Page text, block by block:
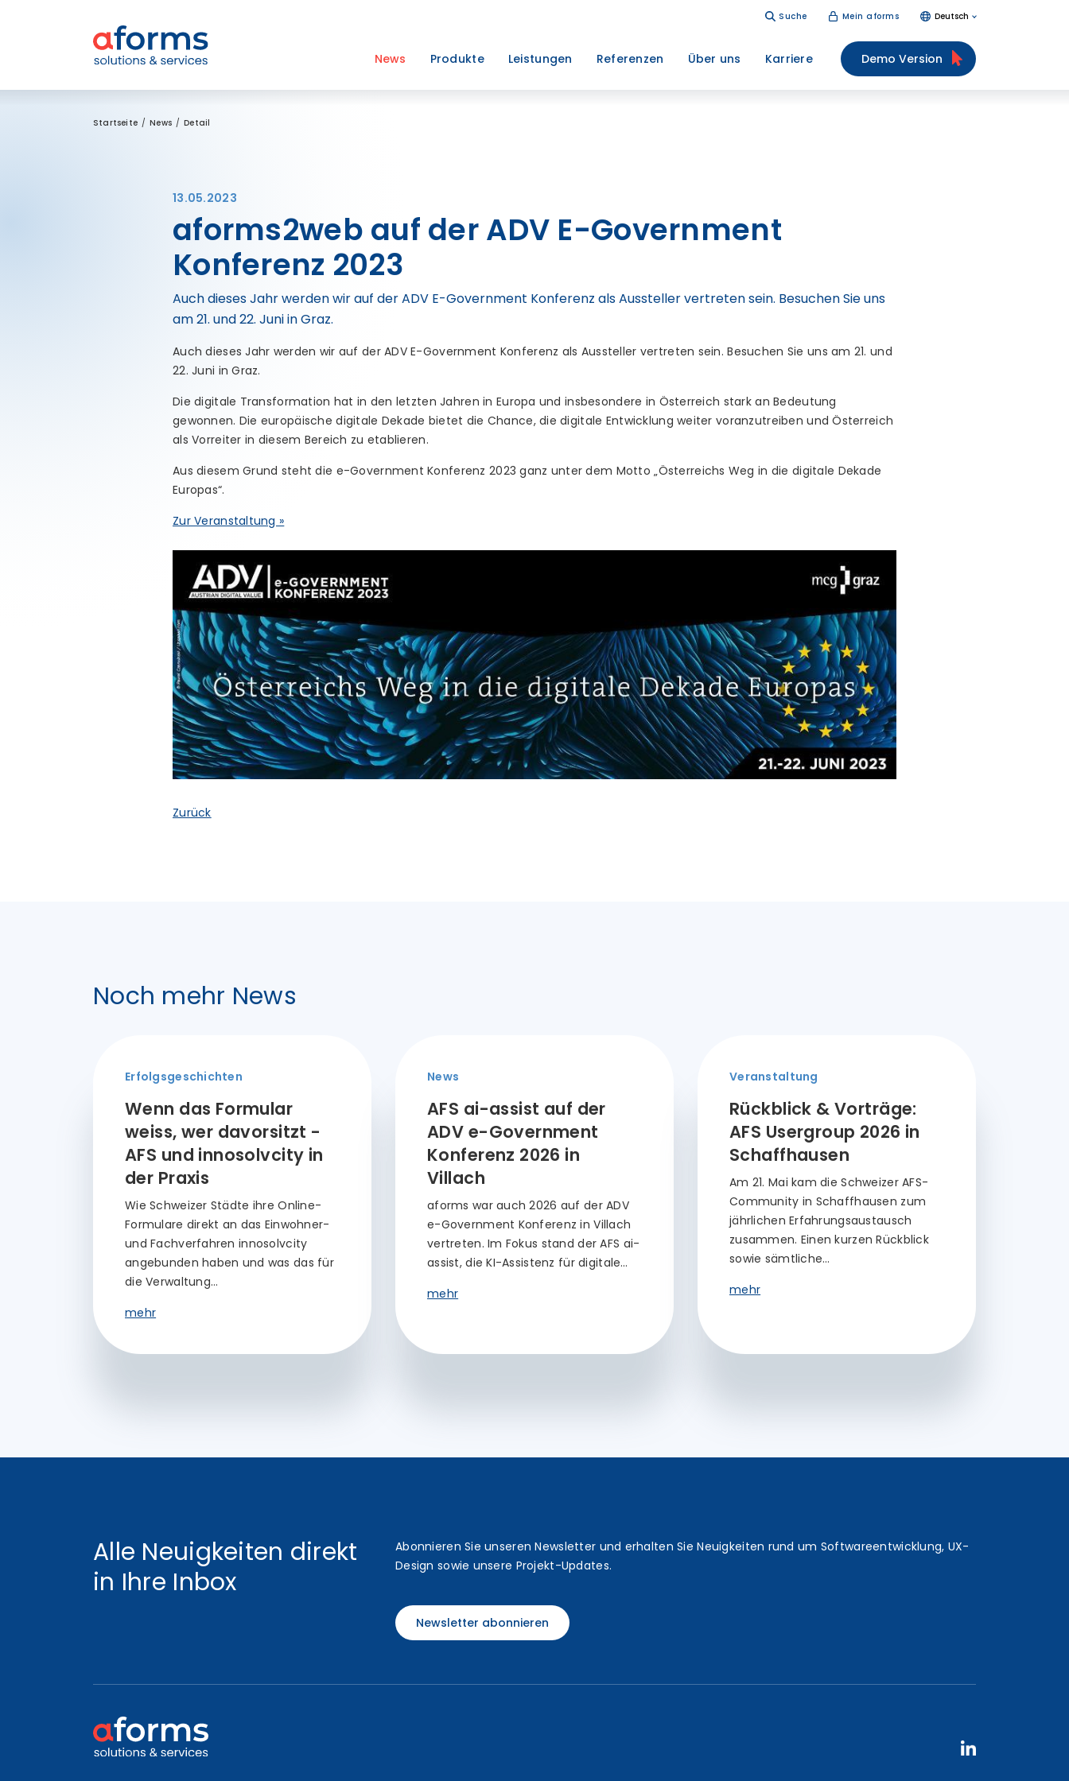
Suche Mein aforms Deutsch
News Produkte Leistungen Referenzen Über uns Karriere Demo Version
Startseite News Detail
13.05.2023
aforms2web auf der ADV E-Government
Konferenz 2023
Auch dieses Jahr werden wir auf der ADV E-Government Konferenz als Aussteller vertreten sein. Besuchen Sie uns
am 21. und 22. Juni in Graz.
Auch dieses Jahr werden wir auf der ADV E-Government Konferenz als Aussteller vertreten sein. Besuchen Sie uns am 21. und
22. Juni in Graz.
Die digitale Transformation hat in den letzten Jahren in Europa und insbesondere in Österreich stark an Bedeutung
gewonnen. Die europäische digitale Dekade bietet die Chance, die digitale Entwicklung weiter voranzutreiben und Österreich
als Vorreiter in diesem Bereich zu etablieren.
Aus diesem Grund steht die e-Government Konferenz 2023 ganz unter dem Motto „Österreichs Weg in die digitale Dekade
Europas“.
Zur Veranstaltung »
Zurück
Noch mehr News
Erfolgsgeschichten
Wenn das Formular
weiss, wer davorsitzt -
AFS und innosolvcity in
der Praxis
Wie Schweizer Städte ihre Online-
Formulare direkt an das Einwohner-
und Fachverfahren innosolvcity
angebunden haben und was das für
die Verwaltung…
mehr
News
AFS ai-assist auf der
ADV e-Government
Konferenz 2026 in
Villach
aforms war auch 2026 auf der ADV
e-Government Konferenz in Villach
vertreten. Im Fokus stand der AFS ai-
assist, die KI-Assistenz für digitale…
mehr
Veranstaltung
Rückblick & Vorträge:
AFS Usergroup 2026 in
Schaffhausen
Am 21. Mai kam die Schweizer AFS-
Community in Schaffhausen zum
jährlichen Erfahrungsaustausch
zusammen. Einen kurzen Rückblick
sowie sämtliche…
mehr
Alle Neuigkeiten direkt
in Ihre Inbox
Abonnieren Sie unseren Newsletter und erhalten Sie Neuigkeiten rund um Softwareentwicklung, UX-
Design sowie unsere Projekt-Updates.
Newsletter abonnieren